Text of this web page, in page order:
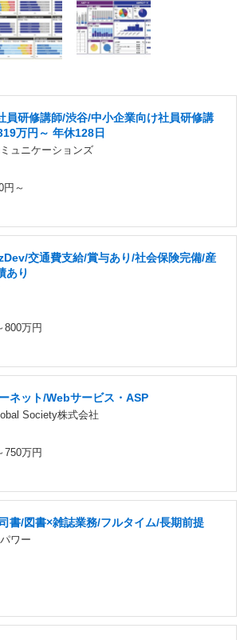
員研修講師/渋谷/中小企業向け社員研修講
万円～ 年休128日
ュニケーションズ
円～
交通費支給/賞与あり/社会保険完備/産
あり
800万円
ネット/Webサービス・ASP
Society株式会社
750万円
書/図書×雑誌業務/フルタイム/長期前提
ワー